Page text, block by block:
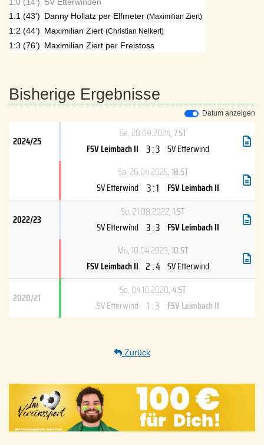
1:1 (43') Danny Hollatz per Elfmeter (Maximilian Ziert)
1:2 (44') Maximilian Ziert (Christian Nelkert)
1:3 (76') Maximilian Ziert per Freistoss
Bisherige Ergebnisse
Datum anzeigen
2024/25
Sa, 28.09.2024, 7.ST
FSV Leimbach II 3 : 3 SV Etterwind
Sa, 26.04.2025, 18.ST
SV Etterwind 3 : 1 FSV Leimbach II
2022/23
So, 21.08.2022, 1.ST
SV Etterwind 3 : 3 FSV Leimbach II
Mo, 10.04.2023, 10.ST
FSV Leimbach II 2 : 4 SV Etterwind
2020/21
So, 04.10.2020, 4.ST
SV Etterwind 1 : 3 FSV Leimbach II
Zurück